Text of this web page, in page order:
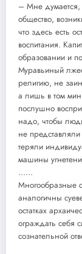
– Мне думается,
общество,
что здесь есть
воспитания.
образовании и
Муравьиный
религию, не
а лишь в том
послушно
надо, чтобы
не представляли
теряли
машины
……
Многообразные
аналогичны
остатках
ограждать себя
сознательной